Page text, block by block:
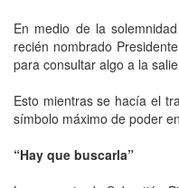
En medio de la
recién nombrado
para consultar algo a la
Esto mientras se hacía el
símbolo máximo de poder
“Hay que buscarla”